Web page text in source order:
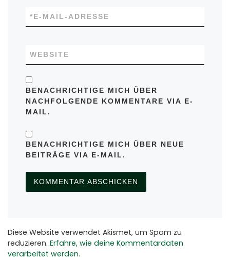
E-MAIL-ADRESSE
*
WEBSITE
BENACHRICHTIGE MICH ÜBER
NACHFOLGENDE KOMMENTARE VIA E-
MAIL.
BENACHRICHTIGE MICH ÜBER NEUE
BEITRÄGE VIA E-MAIL.
Diese Website verwendet Akismet, um Spam zu
reduzieren. Erfahre, wie deine Kommentardaten
verarbeitet werden.